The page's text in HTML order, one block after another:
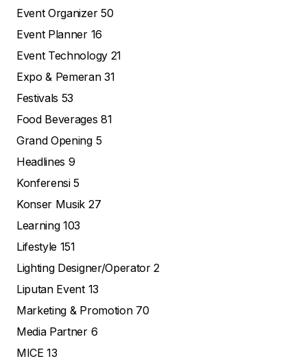
Event Organizer 50
Event Planner 16
Event Technology 21
Expo & Pemeran31
Festivals 53
Food Beverages81
Grand Opening 5
Headlines 9
Konferensi5
Konser Musik 27
Learning103
Lifestyle 151
Lighting Designer/Operator2
Liputan Event 13
Marketing & Promotion 70
Media Partner 6
MICE13